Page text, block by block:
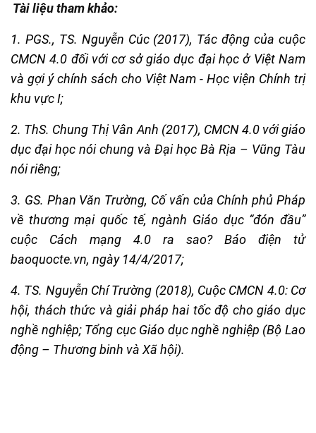
Tài liệu tham khảo:
1. PGS., TS. Nguyễn Cúc (2017), Tác động của cuộc
CMCN 4.0 đối với cơ sở giáo dục đại học ở Việt Nam
và gợi ý chính sách cho Việt Nam - Học viện Chính trị
khu vực I;
2. ThS. Chung Thị Vân Anh (2017), CMCN 4.0 với giáo
dục đại học nói chung và Đại học Bà Rịa – Vũng Tàu
nói riêng;
3. GS. Phan Văn Trường, Cố vấn của Chính phủ Pháp
về thương mại quốc tế, ngành Giáo dục “đón đầu”
cuộc Cách mạng 4.0 ra sao? Báo điện tử
baoquocte.vn, ngày 14/4/2017;
4. TS. Nguyễn Chí Trường (2018), Cuộc CMCN 4.0: Cơ
hội, thách thức và giải pháp hai tốc độ cho giáo dục
nghề nghiệp; Tổng cục Giáo dục nghề nghiệp (Bộ Lao
động – Thương binh và Xã hội).